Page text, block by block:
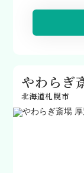
やわら
北海道札幌市